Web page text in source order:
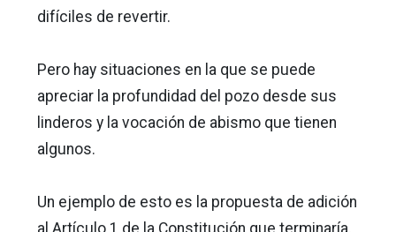
difíciles de revertir.
Pero hay situaciones en la que se puede
apreciar la profundidad del pozo desde sus
linderos y la vocación de abismo que tienen
algunos.
Un ejemplo de esto es la propuesta de adición
al Artículo 1 de la Constitución que terminaría,